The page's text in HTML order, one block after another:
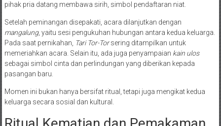
pihak pria datang membawa sirih, simbol pendaftaran niat.
Setelah peminangan disepakati, acara dilanjutkan dengan
mangalung, yaitu sesi pengukuhan hubungan antara kedua keluarga.
Pada saat pernikahan, Tari Tor-Torsering ditampilkan untuk
memeriahkan acara. Selain itu, ada juga penyampaian kain ulos
sebagai simbol cinta dan perlindungan yang diberikan kepada
pasangan baru.
Momen ini bukan hanya bersifat ritual, tetapi juga mengikat kedua
keluarga secara sosial dan kultural.